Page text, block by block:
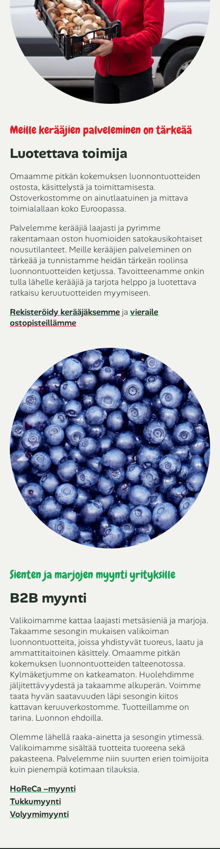
Meille kerääjien palveleminen on tärkeää
Luotettava toimija
Omaamme pitkän kokemuksen luonnontuotteiden
ostosta, käsittelystä ja toimittamisesta.
Ostoverkostomme on ainutlaatuinen ja mittava
toimialallaan koko Euroopassa.
Palvelemme kerääjiä laajasti ja pyrimme
rakentamaan oston huomioiden satokausikohtaiset
nousutilanteet. Meille kerääjien palveleminen on
tärkeää ja tunnistamme heidän tärkeän roolinsa
luonnontuotteiden ketjussa. Tavoitteenamme onkin
tulla lähelle kerääjiä ja tarjota helppo ja luotettava
ratkaisu keruutuotteiden myymiseen.
Rekisteröidy kerääjäksemme ja vieraile
ostopisteillämme
Sienten ja marjojen myynti yrityksille
B2B myynti
Valikoimamme kattaa laajasti metsäsieniä ja marjoja.
Takaamme sesongin mukaisen valikoiman
luonnontuotteita, joissa yhdistyvät tuoreus, laatu ja
ammattitaitoinen käsittely. Omaamme pitkän
kokemuksen luonnontuotteiden talteenotossa.
Kylmäketjumme on katkeamaton. Huolehdimme
jäljitettävyydestä ja takaamme alkuperän. Voimme
taata hyvän saatavuuden läpi sesongin kiitos
kattavan keruuverkostomme. Tuotteillamme on
tarina. Luonnon ehdoilla.
Olemme lähellä raaka-ainetta ja sesongin ytimessä.
Valikoimamme sisältää tuotteita tuoreena sekä
pakasteena. Palvelemme niin suurten erien toimijoita
kuin pienempiä kotimaan tilauksia.
HoReCa –myynti
Tukkumyynti
Volyymimyynti